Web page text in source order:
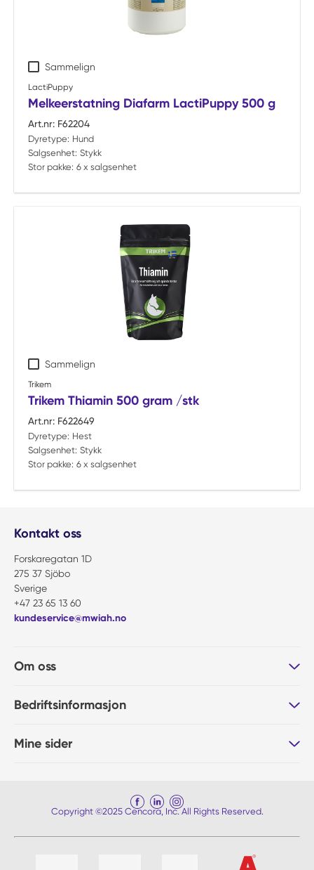
Sammelign
LactiPuppy
Melkeerstatning Diafarm LactiPuppy 500 g
Art.nr: F62204
Dyretype: Hund
Salgsenhet: Stykk
Stor pakke: 6 x salgsenhet
Sammelign
Trikem
Trikem Thiamin 500 gram /stk
Art.nr: F622649
Dyretype: Hest
Salgsenhet: Stykk
Stor pakke: 6 x salgsenhet
Kontakt oss
Forskaregatan 1D
275 37 Sjöbo
Sverige
+47 23 65 13 60
kundeservice@mwiah.no
Om oss
Bedriftsinformasjon
Mine sider
Copyright ©2025 Cencora, Inc. All Rights Reserved.